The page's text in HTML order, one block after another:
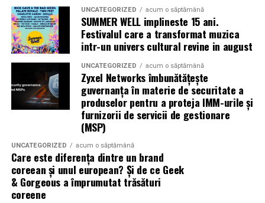
Indiferent de preferințe, sezonul cald este momentul
ideal să experimentezi și să descoperi parfumuri
inspirate din universul parfumeriei de nișă. Iar
Top Scents de la Oriflame demonstrează că
ingredientele premium, creativitatea și accesibilitatea
pot exista în aceeași sticlă.
UNCATEGORIZED acum o săptămână
SUMMER WELL implineste 15 ani.
Festivalul care a transformat muzica
intr-un univers cultural revine in august
UNCATEGORIZED acum o săptămână
Zyxel Networks îmbunătățește
guvernanța în materie de securitate a
produselor pentru a proteja IMM-urile și
furnizorii de servicii de gestionare
(MSP)
UNCATEGORIZED acum o săptămână
Care este diferența dintre un brand
coreean și unul european? Și de ce Geek
& Gorgeous a împrumutat trăsături
coreene